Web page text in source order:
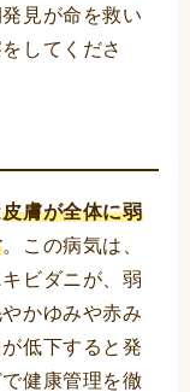
見が命を救い
してくださ
皮膚が全体に弱
。この病気は、
ビダニが、弱
かゆみや赤み
低下すると発
健康管理を徹